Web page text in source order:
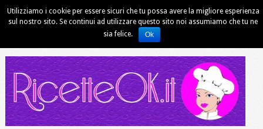
Utilizziamo i cookie per essere sicuri che tu possa avere la migliore esperienza
sul nostro sito. Se continui ad utilizzare questo sito noi assumiamo che tu ne
sia felice.
Ok